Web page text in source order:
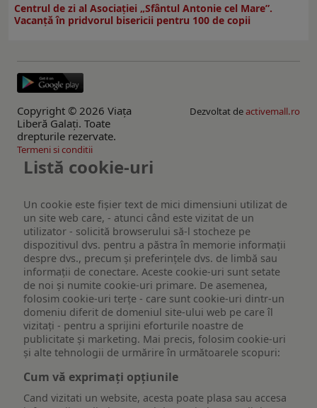
Centrul de zi al Asociației „Sfântul Antonie cel Mare”.
Vacanță în pridvorul bisericii pentru 100 de copii
Copyright © 2026 Viaţa
Liberă Galaţi. Toate
drepturile rezervate.
Dezvoltat deactivemall.ro
Termeni si conditii
Listă cookie-uri
Un cookie este fişier text de mici dimensiuni utilizat de
un site web care, - atunci când este vizitat de un
utilizator - solicită browserului să-l stocheze pe
dispozitivul dvs. pentru a păstra în memorie informații
despre dvs., precum și preferințele dvs. de limbă sau
informații de conectare. Aceste cookie-uri sunt setate
de noi și numite cookie-uri primare. De asemenea,
folosim cookie-uri terțe - care sunt cookie-uri dintr-un
domeniu diferit de domeniul site-ului web pe care îl
vizitați - pentru a sprijini eforturile noastre de
publicitate și marketing. Mai precis, folosim cookie-uri
și alte tehnologii de urmărire în următoarele scopuri:
Cum vă exprimați opțiunile
Cand vizitati un website, acesta poate plasa sau accesa